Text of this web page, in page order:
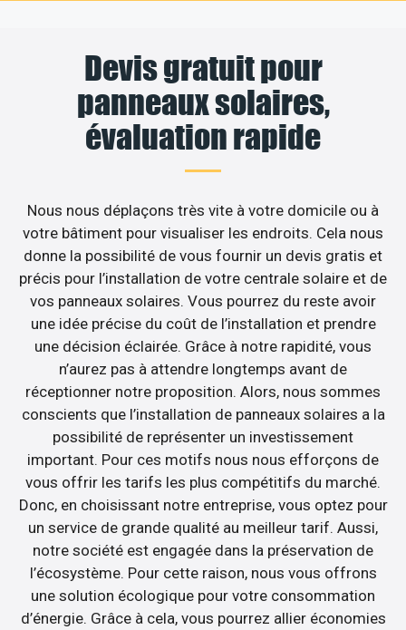
Devis gratuit pour
panneaux solaires,
évaluation rapide
Nous nous déplaçons très vite à votre domicile ou à
votre bâtiment pour visualiser les endroits. Cela nous
donne la possibilité de vous fournir un devis gratis et
précis pour l’installation de votre centrale solaire et de
vos panneaux solaires. Vous pourrez du reste avoir
une idée précise du coût de l’installation et prendre
une décision éclairée. Grâce à notre rapidité, vous
n’aurez pas à attendre longtemps avant de
réceptionner notre proposition. Alors, nous sommes
conscients que l’installation de panneaux solaires a la
possibilité de représenter un investissement
important. Pour ces motifs nous nous efforçons de
vous offrir les tarifs les plus compétitifs du marché.
Donc, en choisissant notre entreprise, vous optez pour
un service de grande qualité au meilleur tarif. Aussi,
notre société est engagée dans la préservation de
l’écosystème. Pour cette raison, nous vous offrons
une solution écologique pour votre consommation
d’énergie. Grâce à cela, vous pourrez allier économies